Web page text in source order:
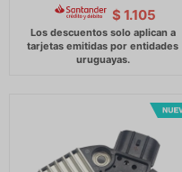
$ 1.105